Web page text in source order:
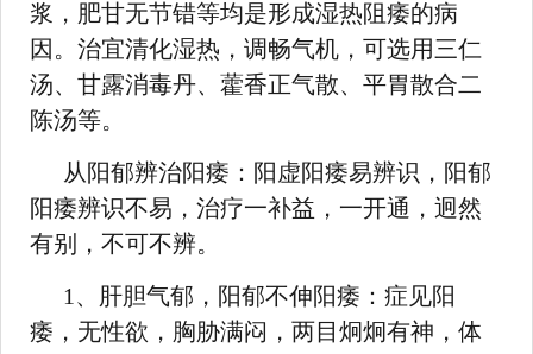
浆，肥甘无节错等均是形成湿热阻痿的病
因。治宜清化湿热，调畅气机，可选用三仁
汤、甘露消毒丹、藿香正气散、平胃散合二
陈汤等。
从阳郁辨治阳痿：阳虚阳痿易辨识，阳郁
阳痿辨识不易，治疗一补益，一开通，迥然
有别，不可不辨。
1、肝胆气郁，阳郁不伸阳痿：症见阳
痿，无性欲，胸胁满闷，两目炯炯有神，体